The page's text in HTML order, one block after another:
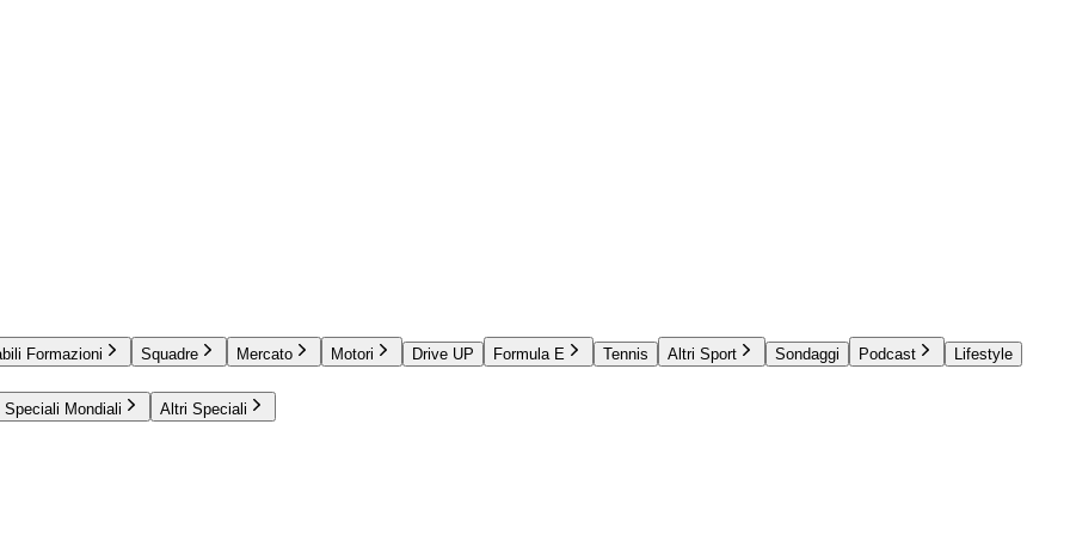
Formazioni Squadre Mercato Motori Drive UP Formula E Tennis Altri Sport Sondaggi Podcast Lifestyle
Speciali Mondiali Altri Speciali